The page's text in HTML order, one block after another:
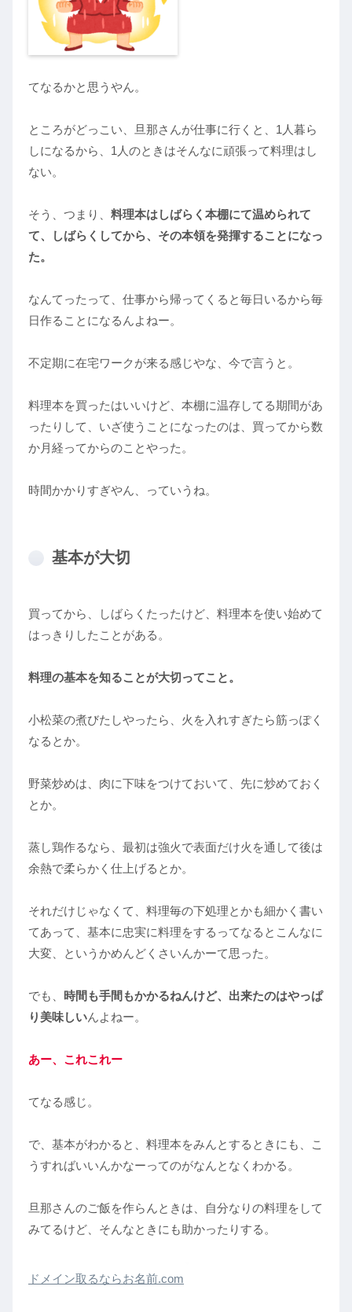
てなるかと思うやん。
ところがどっこい、旦那さんが仕事に行くと、1人暮ら
しになるから、1人のときはそんなに頑張って料理はし
ない。
そう、つまり、 料理本はしばらく本棚にて温められて
て、しばらくしてから、その本領を発揮することになっ
た。
なんてったって、仕事から帰ってくると毎日いるから毎
日作ることになるんよねー。
不定期に在宅ワークが来る感じやな、今で言うと。
料理本を買ったはいいけど、本棚に温存してる期間があ
ったりして、いざ使うことになったのは、買ってから数
か月経ってからのことやった。
時間かかりすぎやん、っていうね。
基本が大切
買ってから、しばらくたったけど、料理本を使い始めて
はっきりしたことがある。
料理の基本を知ることが大切ってこと。
小松菜の煮びたしやったら、火を入れすぎたら筋っぽく
なるとか。
野菜炒めは、肉に下味をつけておいて、先に炒めておく
とか。
蒸し鶏作るなら、最初は強火で表面だけ火を通して後は
余熱で柔らかく仕上げるとか。
それだけじゃなくて、料理毎の下処理とかも細かく書い
てあって、基本に忠実に料理をするってなるとこんなに
大変、というかめんどくさいんかーて思った。
でも、 時間も手間もかかるねんけど、出来たのはやっぱ
り美味しいんよねー。
あー、これこれー
てなる感じ。
で、基本がわかると、料理本をみんとするときにも、こ
うすればいいんかなーってのがなんとなくわかる。
旦那さんのご飯を作らんときは、自分なりの料理をして
みてるけど、そんなときにも助かったりする。
ドメイン取るならお名前.com